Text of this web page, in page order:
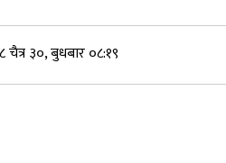
चैत्र ३०, बुधबार ०८:१९